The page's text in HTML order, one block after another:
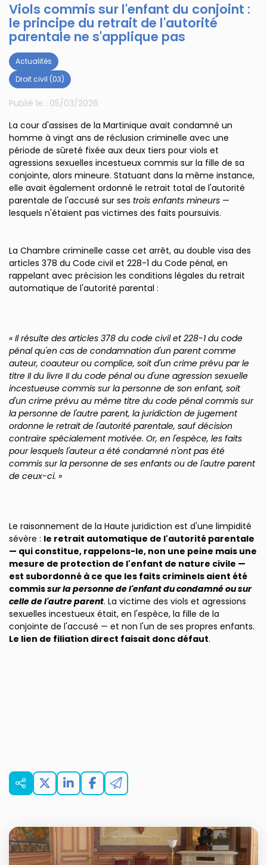
Viols commis sur l'enfant du conjoint :
le principe du retrait de l'autorité
parentale ne s'applique pas
Publié le : 05/03/2026
Actualités
Droit civil (03)
La cour d'assises de la Martinique avait condamné un
homme à vingt ans de réclusion criminelle avec une
période de sûreté fixée aux deux tiers pour viols et
agressions sexuelles incestueux commis sur la fille de sa
conjointe, alors mineure. Statuant dans la même instance,
elle avait également ordonné le retrait total de l'autorité
parentale de l'accusé sur ses trois enfants mineurs —
lesquels n'étaient pas victimes des faits poursuivis.
La Chambre criminelle casse cet arrêt, au double visa des
articles 378 du Code civil et 228-1 du Code pénal, en
rappelant avec précision les conditions légales du retrait
automatique de l'autorité parental :
« Il résulte des articles 378 du code civil et 228-1 du code
pénal qu'en cas de condamnation d'un parent comme
auteur, coauteur ou complice, soit d'un crime prévu par le
titre II du livre II du code pénal ou d'une agression sexuelle
incestueuse commis sur la personne de son enfant, soit
d'un crime prévu au même titre du code pénal commis sur
la personne de l'autre parent, la juridiction de jugement
ordonne le retrait de l'autorité parentale, sauf décision
contraire spécialement motivée. Or, en l'espèce, les faits
pour lesquels l'auteur a été condamné n'ont pas été
commis sur la personne de ses enfants ou de l'autre parent
de ceux-ci. »
Le raisonnement de la Haute juridiction est d'une limpidité
sévère : le retrait automatique de l'autorité parentale
— qui constitue, rappelons-le, non une peine mais une
mesure de protection de l'enfant de nature civile —
est subordonné à ce que les faits criminels aient été
commissur la personne de l'enfant du condamné ou sur
celle de l'autre parent. La victime des viols et agressions
sexuelles incestueux était, en l'espèce, la fille de la
conjointe de l'accusé — et non l'un de ses propres enfants.
Le lien de filiation direct faisait donc défaut.